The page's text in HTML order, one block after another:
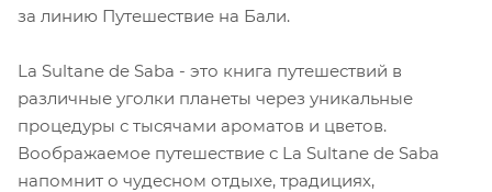
за линию Путешествие на Бали.
La Sultane de Saba - это книга путешествий в
различные уголки планеты через уникальные
процедуры с тысячами ароматов и цветов.
Воображаемое путешествие с La Sultane de Saba
напомнит о чудесном отдыхе, традициях,